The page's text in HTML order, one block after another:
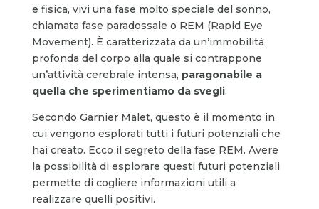
e fisica, vivi una fase molto speciale del sonno,
chiamata fase paradossale o REM (Rapid Eye
Movement). È caratterizzata da un’immobilità
profonda del corpo alla quale si contrappone
un’attività cerebrale intensa, paragonabile a
quella che sperimentiamo da svegli.
Secondo Garnier Malet, questo è il momento in
cui vengono esplorati tutti i futuri potenziali che
hai creato. Ecco il segreto della fase REM. Avere
la possibilità di esplorare questi futuri potenziali
permette di cogliere informazioni utili a
realizzare quelli positivi.